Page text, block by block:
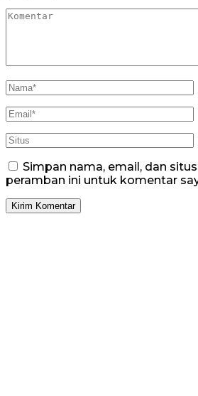
Simpan nama, email, dan
peramban ini untuk komentar